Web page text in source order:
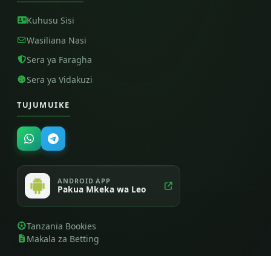
Kuhusu Sisi
Wasiliana Nasi
Sera ya Faragha
Sera ya Vidakuzi
TUJUMUIKE
ANDROID APP
Pakua Mkeka wa Leo
Tanzania Bookies
Makala za Betting